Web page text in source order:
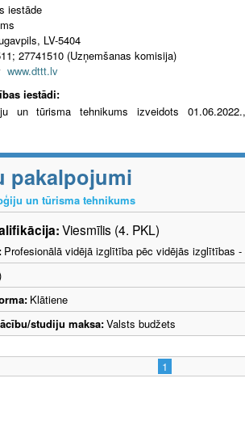
iestāde
LV-5404
27741510 (Uzņemšanas komisija)
www.dttt.lv
iestādi:
un tūrisma tehnikums izveidots
pakalpojumi
un tūrisma tehnikums
Viesmīlis (4. PKL)
Profesionālā vidējā izglītība pēc vidējās izglītības
Klātiene
studiju maksa:Valsts budžets
1